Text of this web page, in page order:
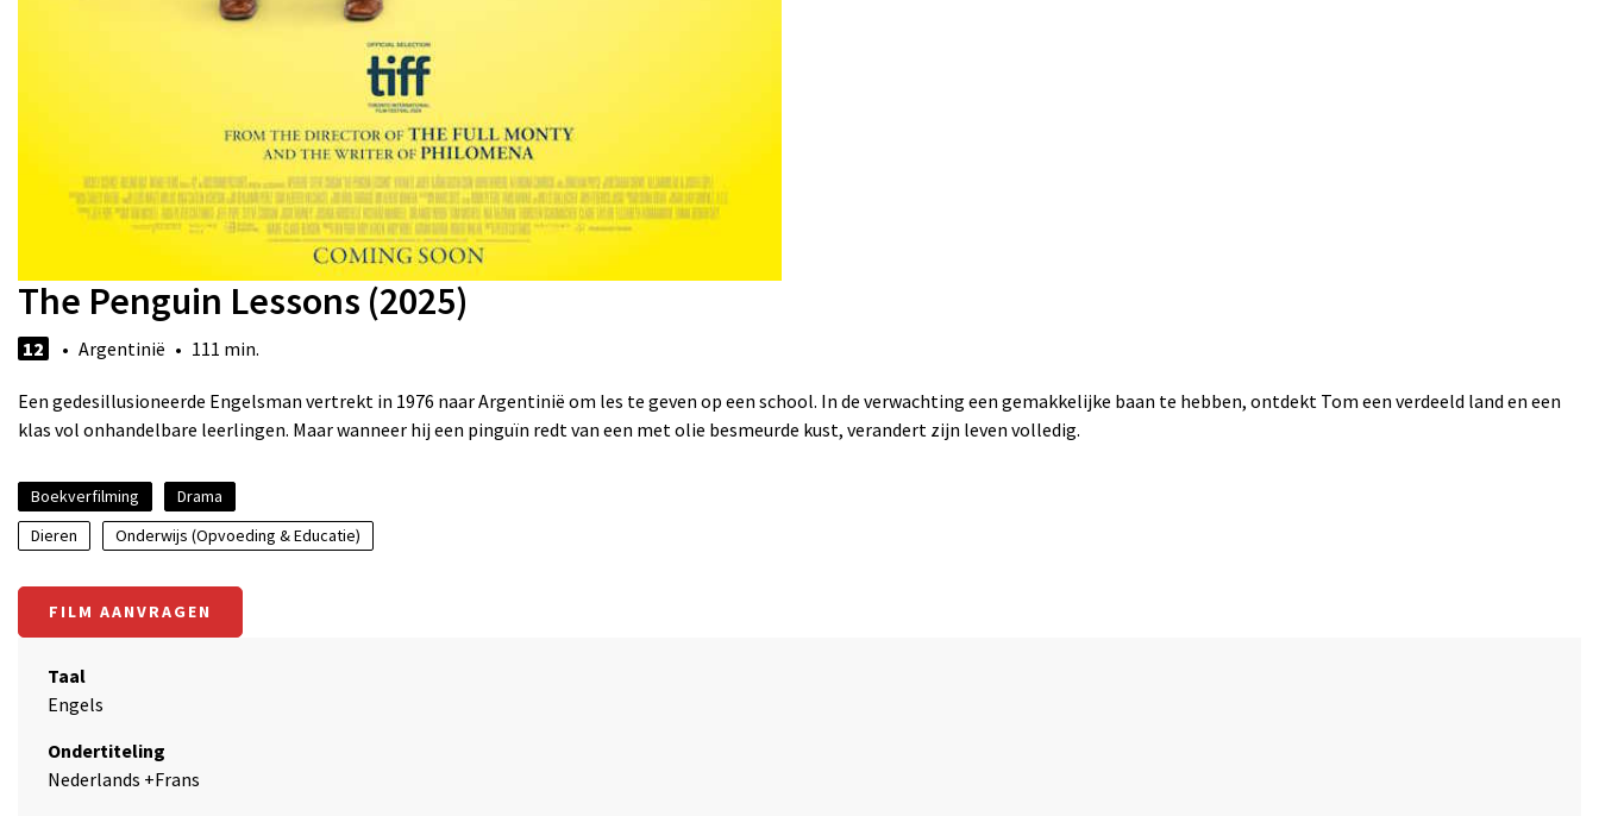
The Penguin Lessons (2025)
12 • Argentinië • 111 min.
Een gedesillusioneerde Engelsman vertrekt in 1976 naar Argentinië om les te geven op een school. In de verwachting een gemakkelijke baan te hebben, ontdekt Tom een verdeeld land en een
klas vol onhandelbare leerlingen. Maar wanneer hij een pinguïn redt van een met olie besmeurde kust, verandert zijn leven volledig.
Boekverfilming
Drama
Dieren
Onderwijs (Opvoeding & Educatie)
FILM AANVRAGEN
Taal
Engels
Ondertiteling
Nederlands +Frans